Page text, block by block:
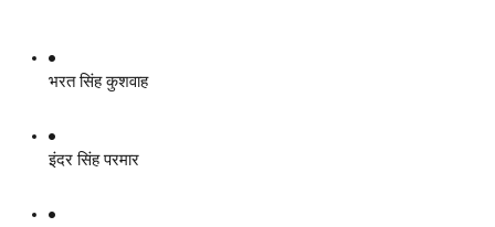
भरत सिंह कुशवाह
इंदर सिंह परमार